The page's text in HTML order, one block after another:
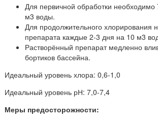
Для первичной обработки необходимо
м3 воды.
Для продолжительного хлорирования
препарата каждые 2-3 дня на 10 м3
Растворённый препарат медленно
бортиков бассейна.
Идеальный уровень хлора: 0,6-1,0
Идеальный уровень рН: 7,0-7,4
Меры предосторожности: